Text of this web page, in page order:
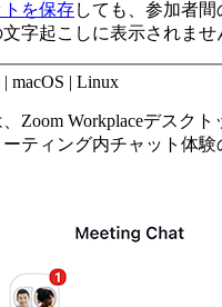
を保存しても、参加者
字起こしに表示されませ
macOS | Linux
Zoom Workplaceデスク
ティング内チャット体験